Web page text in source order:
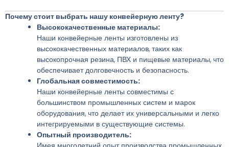
Почему стоит выбрать нашу конвейерную ленту?
Высококачественные материалы:
Наши конвейерные ленты изготовлены из
высококачественных материалов, таких как
высокопрочная резина, ПВХ и пищевые материалы, что
обеспечивает долговечность и безопасность.
Глобальная совместимость:
Наши конвейерные ленты совместимы с
большинством промышленных систем и марок
оборудования, что делает их универсальными и легко
интегрируемыми в существующие системы.
Опытный производитель: